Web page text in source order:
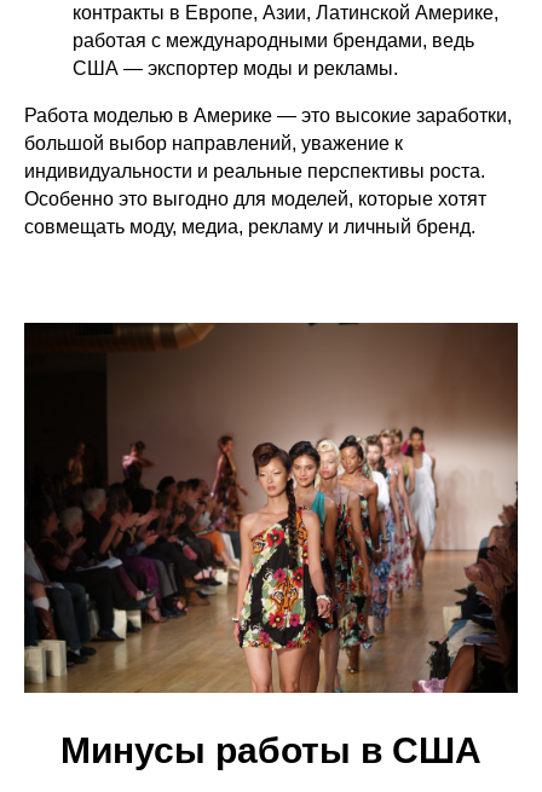
контракты в Европе, Азии, Латинской Америке,
работая с международными брендами, ведь
США — экспортер моды и рекламы.
Работа моделью в Америке — это высокие заработки,
большой выбор направлений, уважение к
индивидуальности и реальные перспективы роста.
Особенно это выгодно для моделей, которые хотят
совмещать моду, медиа, рекламу и личный бренд.
Минусы работы в США